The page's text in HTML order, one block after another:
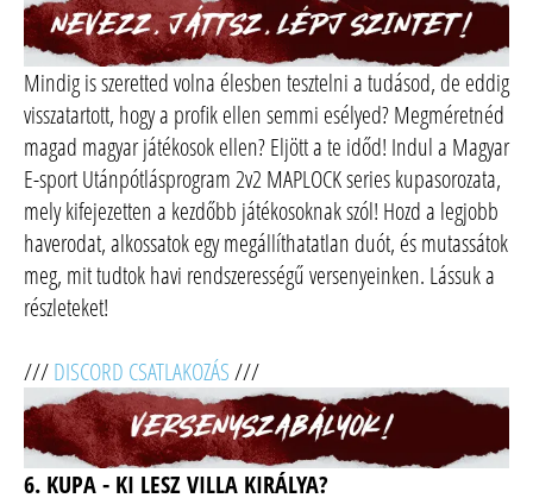
Mindig is szeretted volna élesben tesztelni a tudásod, de eddig
visszatartott, hogy a profik ellen semmi esélyed? Megméretnéd
magad magyar játékosok ellen? Eljött a te időd! Indul a Magyar
E-sport Utánpótlásprogram 2v2 MAPLOCK series kupasorozata,
mely kifejezetten a kezdőbb játékosoknak szól! Hozd a legjobb
haverodat, alkossatok egy megállíthatatlan duót, és mutassátok
meg, mit tudtok havi rendszerességű versenyeinken. Lássuk a
részleteket!
///DISCORD CSATLAKOZÁS///
6. KUPA - KI LESZ VILLA KIRÁLYA?